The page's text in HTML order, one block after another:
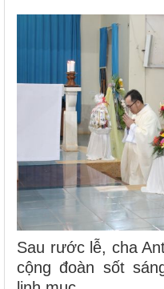
Sau rước lễ, cha
cộng đoàn sốt